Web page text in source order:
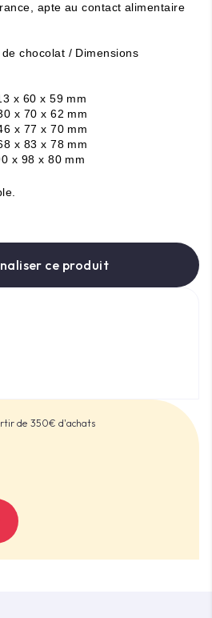
, apte au contact alimentaire
chocolat / Dimensions
x 60 x 59 mm
x 70 x 62 mm
x 77 x 70 mm
x 83 x 78 mm
x 98 x 80 mm
ce produit
de 350€ d'achats